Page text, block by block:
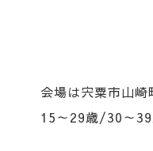
会場は宍粟市山崎
15～29歳/30～